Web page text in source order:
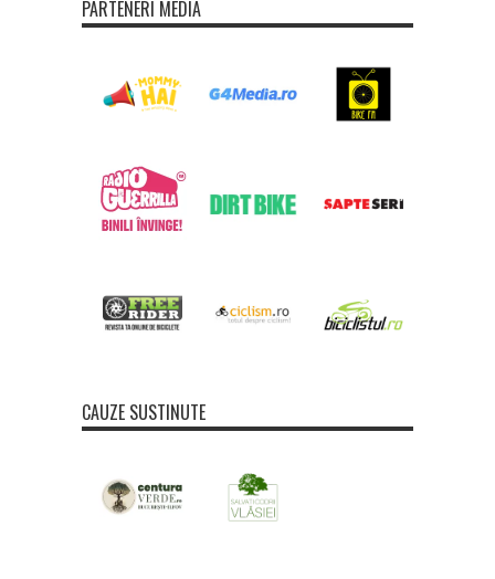
PARTENERI MEDIA
CAUZE SUSTINUTE